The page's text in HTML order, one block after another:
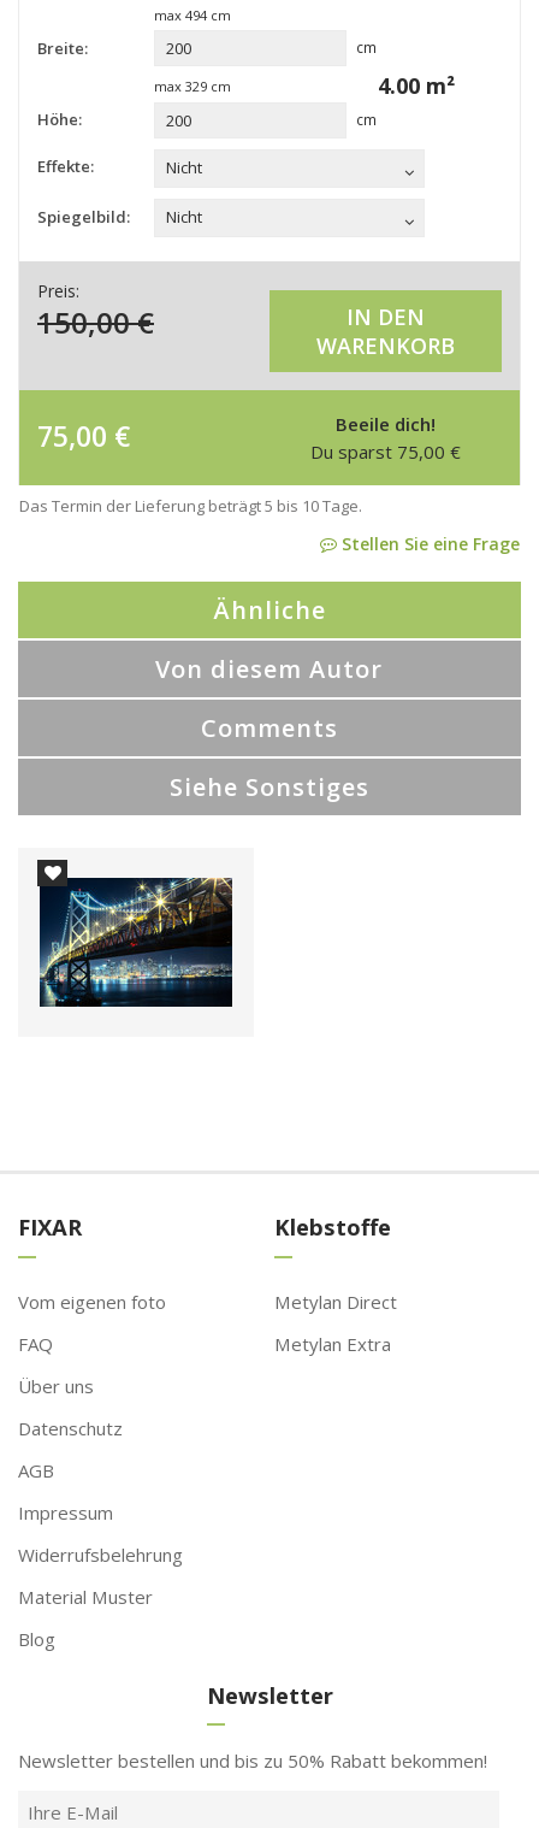
max 494cm
Breite: cm
max 329cm
Höhe: cm
4.00 m²
Effekte: Nicht
Spiegelbild: Nicht
Preis:
150,00€
IN DEN
WARENKORB
75,00 €
Beeile dich!
Du sparst 75,00 €
Das Termin der Lieferung beträgt 5 bis 10 Tage.
Stellen Sie eine Frage
Ähnliche
Von diesem Autor
Comments
Siehe Sonstiges
FIXAR
Vom eigenen foto
FAQ
Über uns
Datenschutz
AGB
Impressum
Widerrufsbelehrung
Material Muster
Blog
Klebstoffe
Metylan Direct
Metylan Extra
Newsletter
Newsletter bestellen und bis zu 50% Rabatt bekommen!